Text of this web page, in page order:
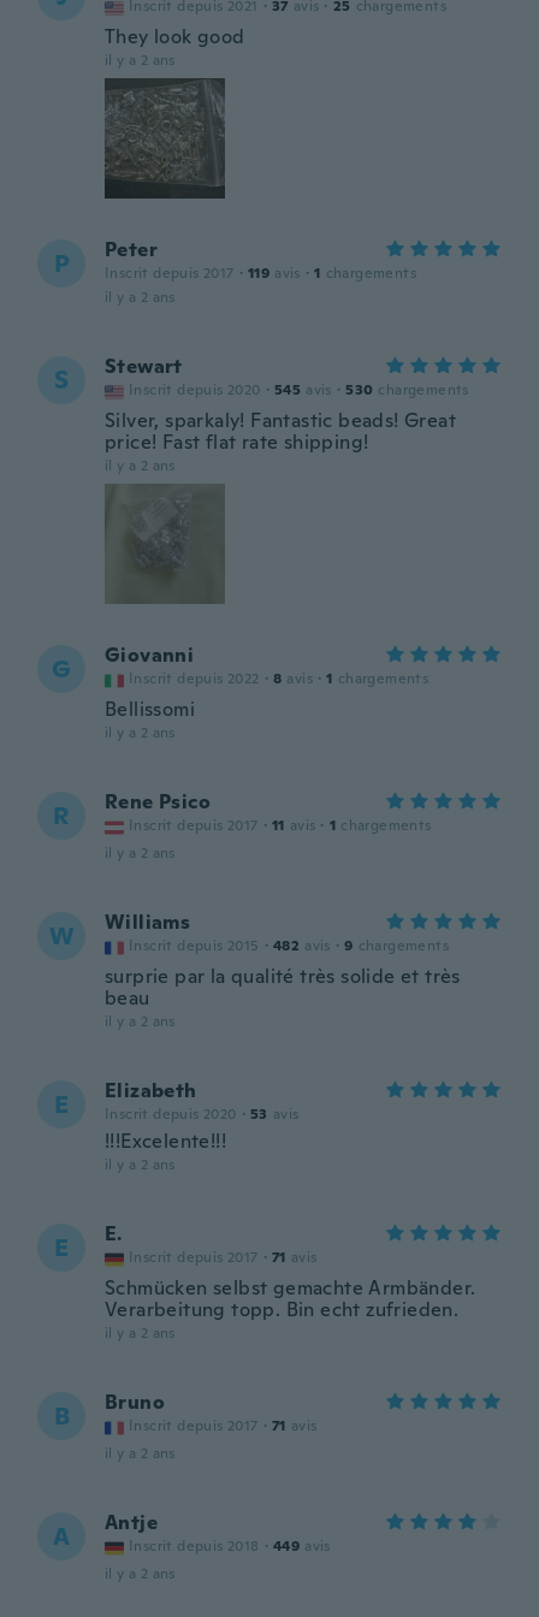
Inscrit depuis 2021 · 37 avis · 25 chargements
They look good
il y a 2 ans
P Peter
Inscrit depuis 2017 · 119 avis · 1 chargements
il y a 2 ans
S Stewart
Inscrit depuis 2020 · 545 avis · 530 chargements
Silver, sparkaly! Fantastic beads! Great
price! Fast flat rate shipping!
il y a 2 ans
G Giovanni
Inscrit depuis 2022 · 8 avis · 1 chargements
Bellissomi
il y a 2 ans
R Rene Psico
Inscrit depuis 2017 · 11 avis · 1 chargements
il y a 2 ans
W Williams
Inscrit depuis 2015 · 482 avis · 9 chargements
surprie par la qualité très solide et très
beau
il y a 2 ans
E Elizabeth
Inscrit depuis 2020 · 53 avis
!!!Excelente!!!
il y a 2 ans
E E.
Inscrit depuis 2017 · 71 avis
Schmücken selbst gemachte Armbänder.
Verarbeitung topp. Bin echt zufrieden.
il y a 2 ans
B Bruno
Inscrit depuis 2017 · 71 avis
il y a 2 ans
A Antje
Inscrit depuis 2018 · 449 avis
il y a 2 ans